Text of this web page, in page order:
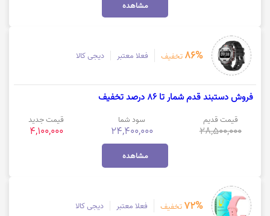
مشاهده
86% تخفیف فعلا معتبر دیجی کالا
فروش دستبند قدم شمار تا 86 درصد تخفیف
قیمت قدیم
28,500,000
سود شما
24,400,000
قیمت جدید
4,100,000
مشاهده
72% تخفیف فعلا معتبر دیجی کالا